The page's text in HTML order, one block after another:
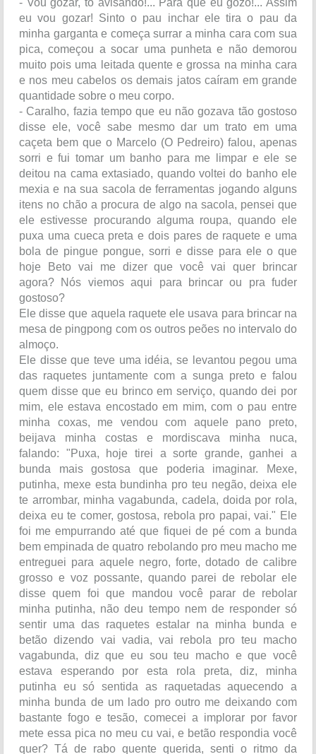
eu vou gozar! Sinto o pau inchar ele tira o pau da
minha garganta e começa surrar a minha cara com sua
pica, começou a socar uma punheta e não demorou
muito pois uma leitada quente e grossa na minha cara
e nos meu cabelos os demais jatos caíram em grande
quantidade sobre o meu corpo.
- Caralho, fazia tempo que eu não gozava tão gostoso
disse ele, você sabe mesmo dar um trato em uma
caçeta bem que o Marcelo (O Pedreiro) falou, apenas
sorri e fui tomar um banho para me limpar e ele se
deitou na cama extasiado, quando voltei do banho ele
mexia e na sua sacola de ferramentas jogando alguns
itens no chão a procura de algo na sacola, pensei que
ele estivesse procurando alguma roupa, quando ele
puxa uma cueca preta e dois pares de raquete e uma
bola de pingue pongue, sorri e disse para ele o que
hoje Beto vai me dizer que você vai quer brincar
agora? Nós viemos aqui para brincar ou pra fuder
gostoso?
Ele disse que aquela raquete ele usava para brincar na
mesa de pingpong com os outros peões no intervalo do
almoço.
Ele disse que teve uma idéia, se levantou pegou uma
das raquetes juntamente com a sunga preto e falou
quem disse que eu brinco em serviço, quando dei por
mim, ele estava encostado em mim, com o pau entre
minha coxas, me vendou com aquele pano preto,
beijava minha costas e mordiscava minha nuca,
falando: "Puxa, hoje tirei a sorte grande, ganhei a
bunda mais gostosa que poderia imaginar. Mexe,
putinha, mexe esta bundinha pro teu negão, deixa ele
te arrombar, minha vagabunda, cadela, doida por rola,
deixa eu te comer, gostosa, rebola pro papai, vai." Ele
foi me empurrando até que fiquei de pé com a bunda
bem empinada de quatro rebolando pro meu macho me
entreguei para aquele negro, forte, dotado de calibre
grosso e voz possante, quando parei de rebolar ele
disse quem foi que mandou você parar de rebolar
minha putinha, não deu tempo nem de responder só
sentir uma das raquetes estalar na minha bunda e
betão dizendo vai vadia, vai rebola pro teu macho
vagabunda, diz que eu sou teu macho e que você
estava esperando por esta rola preta, diz, minha
putinha eu só sentida as raquetadas aquecendo a
minha bunda de um lado pro outro me deixando com
bastante fogo e tesão, comecei a implorar por favor
mete essa pica no meu cu vai, e betão respondia você
quer? Tá de rabo quente querida, senti o ritmo da